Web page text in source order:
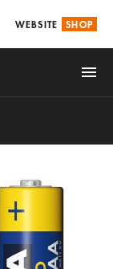
WEBSITE SHOP